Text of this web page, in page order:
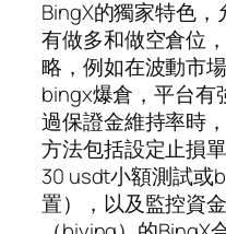
BingX的獨家特色
有做多和做空倉位
略，例如在波動市
bingx爆倉，平台有
過保證金維持率時
方法包括設定止損
30 usdt小額測試或
置），以及監控資